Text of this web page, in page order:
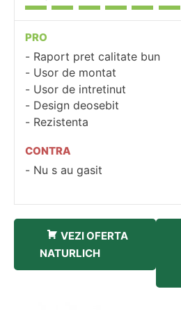
PRO
Raport pret calitate bun
Usor de montat
Usor de intretinut
Design deosebit
Rezistenta
CONTRA
Nu s au gasit
VEZI OFERTA
NATURLICH